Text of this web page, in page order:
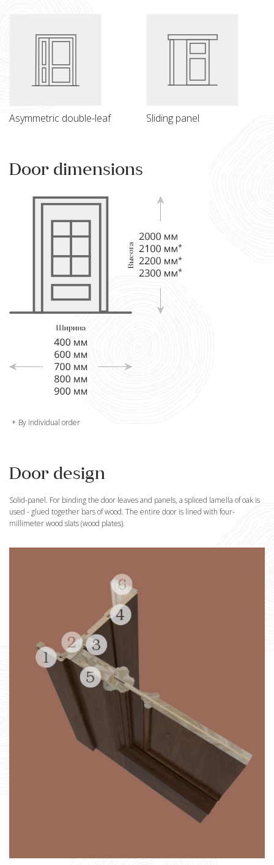
Asymmetric double-leaf Sliding panel
Door dimensions
By individual order
Door design
Solid-panel. For binding the door leaves and panels, a spliced lamella of oak is
used - glued together bars of wood. The entire door is lined with four-
millimeter wood slats (wood plates).